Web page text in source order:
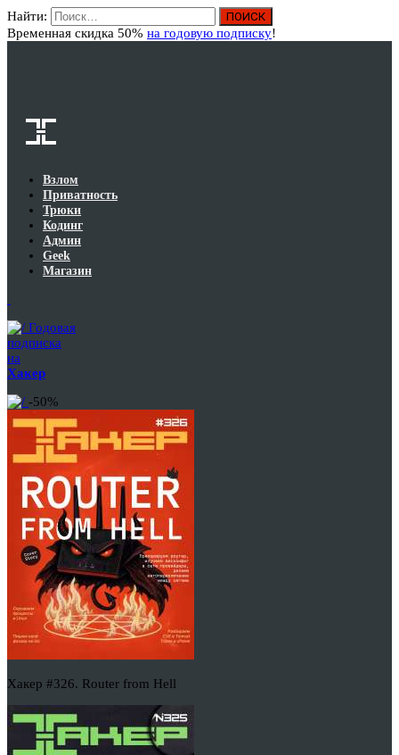
Найти:
Временная скидка 50% на годовую подписку!
Взлом
Приватность
Трюки
Кодинг
Админ
Geek
Магазин
Годовая
подписка
на
Хакер
-50%
Хакер #326. Router from Hell